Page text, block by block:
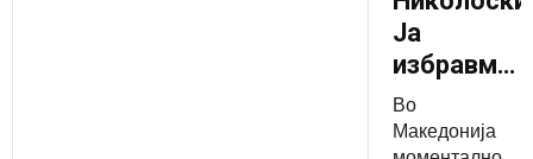
Ја
избравме
Европа за
партнер
Во
Македонија